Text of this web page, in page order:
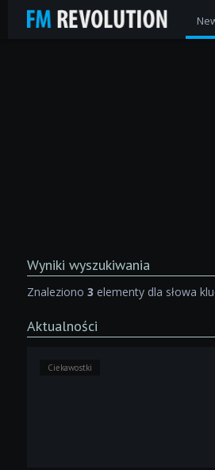
Wyniki wyszukiwania
Znaleziono 3 elementy dla słowa
Aktualności
Ciekawostki